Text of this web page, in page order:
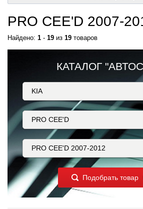
PRO CEE'D 2007-
Найдено: 1 - 19 из 19 товаров
КАТАЛОГ
Подобрать товар